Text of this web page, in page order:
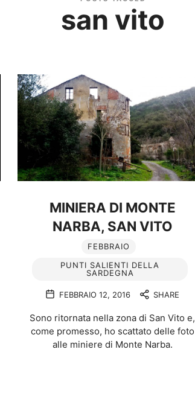
san vito
MINIERA DI MONTE
NARBA, SAN VITO
FEBBRAIO
PUNTI SALIENTI DELLA
SARDEGNA
FEBBRAIO 12, 2016 SHARE
Sono ritornata nella zona di San Vito e,
come promesso, ho scattato delle foto
alle miniere di Monte Narba.